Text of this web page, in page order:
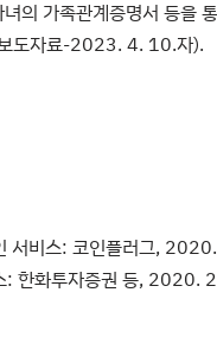
의 가족관계증명서 등을
보도자료-2023. 4. 10.자).
서비스: 코인플러그,
: 한화투자증권 등, 2020.